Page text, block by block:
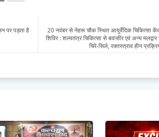
20 नवंबर से नेहरू चौक स्थित आयुर्वेदिक चिकित्सा
शिविर : शल्यतंत्र चिकित्सा से बवासीर एवं अन्य मलद्वार
चिरे-सिले, रक्तस्त्राव हीन
पर पड़ता है